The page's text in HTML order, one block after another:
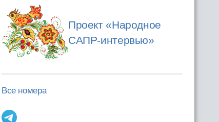
Проект «Народное
САПР-интервью»
Все номера